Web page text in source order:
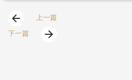
arrow_back
上一篇
下一篇
arrow_forward